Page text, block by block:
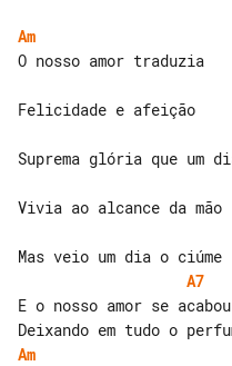
Am
Felicidade e afeição
Vivia ao alcance da mão
A7
E o nosso amor se acabou
Am